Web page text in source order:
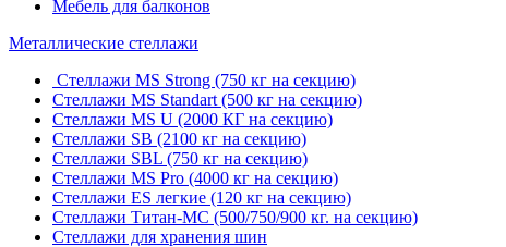
Мебель для балконов
Металлические стеллажи
Стеллажи MS Strong (750 кг на секцию)
Стеллажи MS Standart (500 кг на секцию)
Стеллажи MS U (2000 КГ на секцию)
Стеллажи SB (2100 кг на секцию)
Стеллажи SBL (750 кг на секцию)
Стеллажи MS Pro (4000 кг на секцию)
Стеллажи ES легкие (120 кг на секцию)
Стеллажи Титан-МС (500/750/900 кг. на секцию)
Стеллажи для хранения шин